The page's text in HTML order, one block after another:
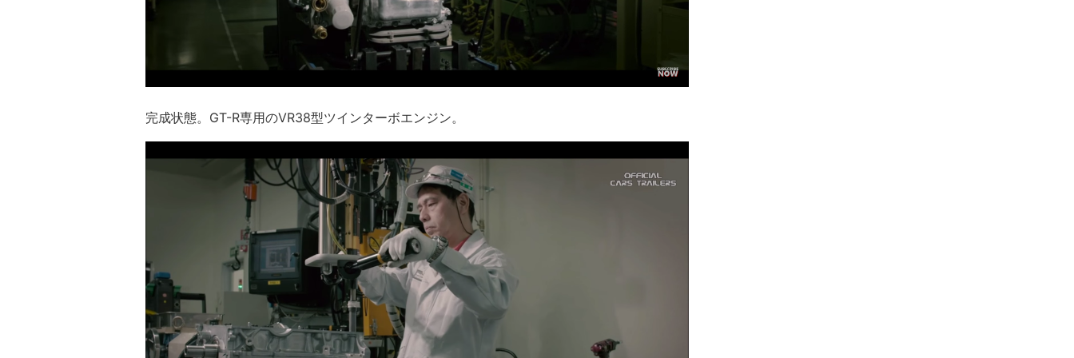
完成状態。GT-R専用のVR38型ツインターボエンジン。